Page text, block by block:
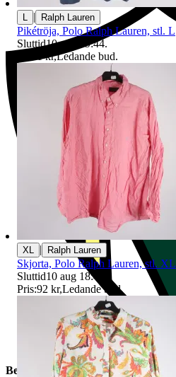
Beskrivning
L | Ralph Lauren
Pikétröja, Polo Ralph Lauren, stl. L
Sluttid10 aug 19:44.
1 kr,Ledande bud.
XL | Ralph Lauren
Skjorta, Polo Ralph Lauren, stl. XL
Sluttid10 aug 18:42
Pris:92 kr,Ledande bud.